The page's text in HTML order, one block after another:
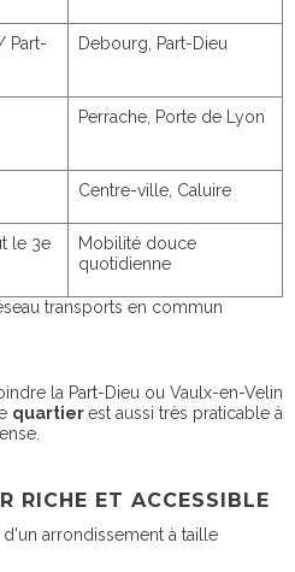
Part-
Debourg, Part-Dieu
Perrache, Porte de Lyon
Centre-ville, Caluire
le 3e
Mobilité douce
quotidienne
transports en commun
la Part-Dieu ou Vaulx-en-Velin
quartierest aussi très praticable à
RICHE ET ACCESSIBLE
arrondissement à taille